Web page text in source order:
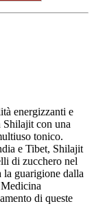
energizzanti e
con una
tonico.
e Tibet, Shilajit
di zucchero nel
la guarigione dalla
di queste